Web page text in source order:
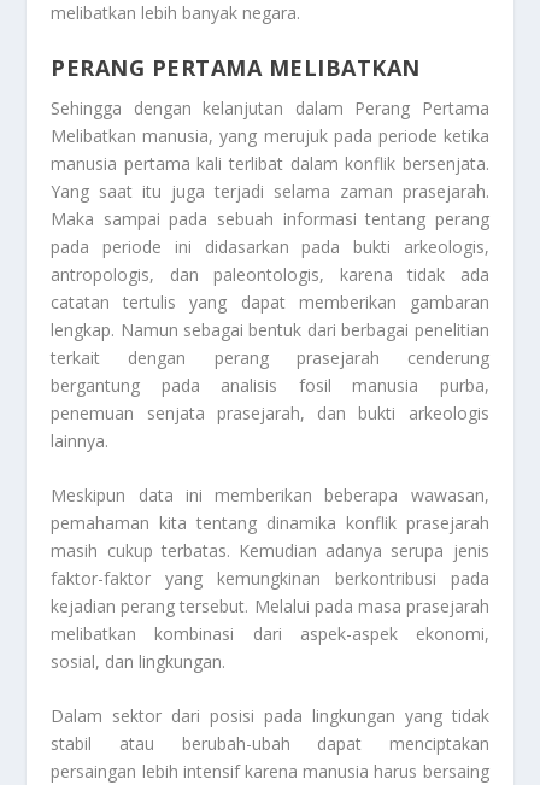
melibatkan lebih banyak negara.
PERANG PERTAMA MELIBATKAN
Sehingga dengan kelanjutan dalam Perang Pertama
Melibatkan manusia, yang merujuk pada periode ketika
manusia pertama kali terlibat dalam konflik bersenjata.
Yang saat itu juga terjadi selama zaman prasejarah.
Maka sampai pada sebuah informasi tentang perang
pada periode ini didasarkan pada bukti arkeologis,
antropologis, dan paleontologis, karena tidak ada
catatan tertulis yang dapat memberikan gambaran
lengkap. Namun sebagai bentuk dari berbagai penelitian
terkait dengan perang prasejarah cenderung
bergantung pada analisis fosil manusia purba,
penemuan senjata prasejarah, dan bukti arkeologis
lainnya.
Meskipun data ini memberikan beberapa wawasan,
pemahaman kita tentang dinamika konflik prasejarah
masih cukup terbatas. Kemudian adanya serupa jenis
faktor-faktor yang kemungkinan berkontribusi pada
kejadian perang tersebut. Melalui pada masa prasejarah
melibatkan kombinasi dari aspek-aspek ekonomi,
sosial, dan lingkungan.
Dalam sektor dari posisi pada lingkungan yang tidak
stabil atau berubah-ubah dapat menciptakan
persaingan lebih intensif karena manusia harus bersaing